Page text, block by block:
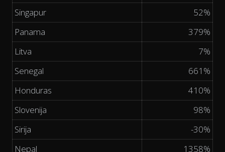
Singapur
52%
Panama
379%
Litva
7%
Senegal
661%
Honduras
410%
Slovenija
98%
Sirija
-30%
Nepal
1358%